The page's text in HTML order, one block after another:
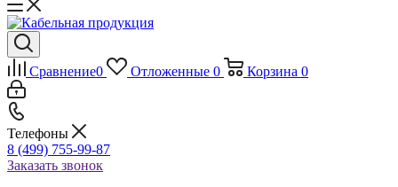
Сравнение0 Отложенные 0 Корзина 0
Телефоны
8 (499) 755-99-87
Заказать звонок